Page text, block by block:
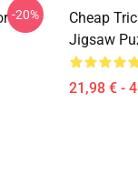
-20%
Cheap
Jigsaw
21,98 € -